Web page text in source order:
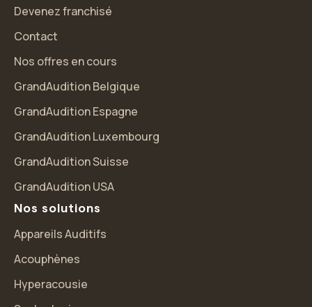
Devenez franchisé
Contact
Nos offres en cours
GrandAudition Belgique
GrandAudition Espagne
GrandAudition Luxembourg
GrandAudition Suisse
GrandAudition USA
Nos solutions
Appareils Auditifs
Acouphènes
Hyperacousie